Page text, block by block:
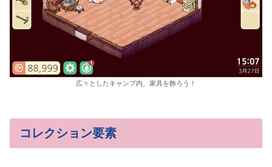
広々としたキャンプ内。家具を飾ろう！
コレクション要素